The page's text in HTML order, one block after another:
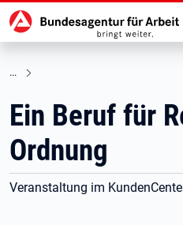
zu den Hauptinhalten springen
Hauptnavigation
Ein Beruf für
Ordnung
Veranstaltung im